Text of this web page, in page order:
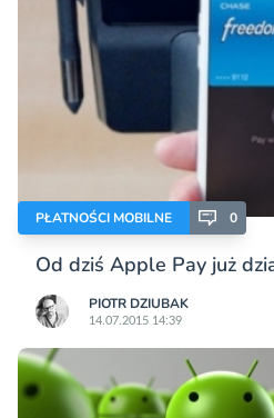
PŁATNOŚCI MOBILNE 0
Od dziś Apple Pay już
PIOTR DZIUBAK
14.07.2015 14:39